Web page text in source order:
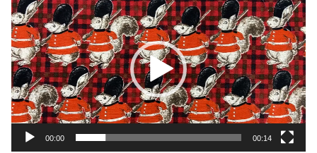
画
プ
レ
ー
ヤ
ー
00:00 00:14